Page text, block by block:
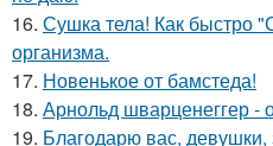
16. Сушка тела! Как быстро
организма.
17. Новенькое от бамстеда!
18. Арнольд шварценеггер -
19. Благодарю вас, девушки,